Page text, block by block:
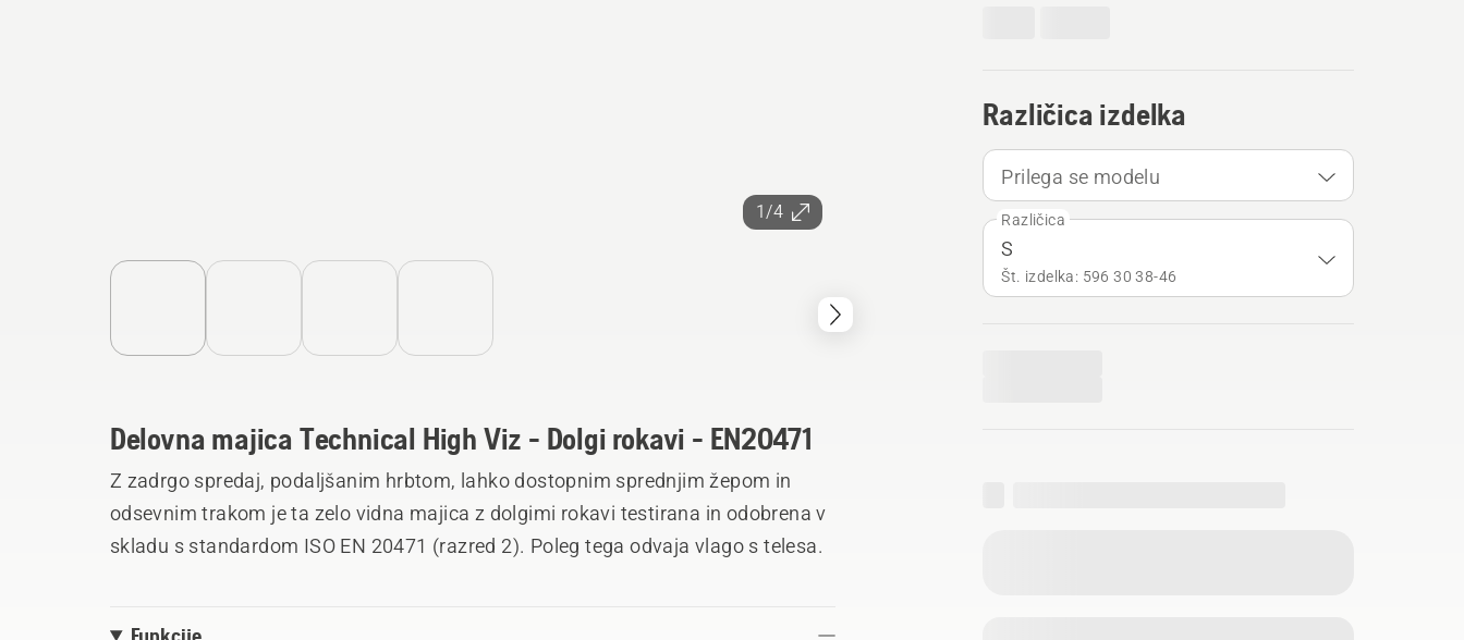
1/4
Različica izdelka
Prilega se modelu
Različica
S
Št. izdelka: 596 30 38‑46
Delovna majica Technical High Viz - Dolgi rokavi - EN20471
Z zadrgo spredaj, podaljšanim hrbtom, lahko dostopnim sprednjim žepom in
odsevnim trakom je ta zelo vidna majica z dolgimi rokavi testirana in odobrena v
skladu s standardom ISO EN 20471 (razred 2). Poleg tega odvaja vlago s telesa.